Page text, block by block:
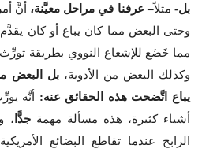
بل- مثلاً– عرفنا في مراحل معيَّنة،
أنَّ
وحتى البعض مما كان يباع أو كان
مما خَضَع للإشعاع النووي بطريقة
وكذلك البعض من الأدوية،بل البعض
يباع اتَّضحت هذه الحقائق عنه: أنَّه
أشياء كثيرة، هذه مسألة مهمةجدًّا ،
الرابح عندما تقاطع البضائع